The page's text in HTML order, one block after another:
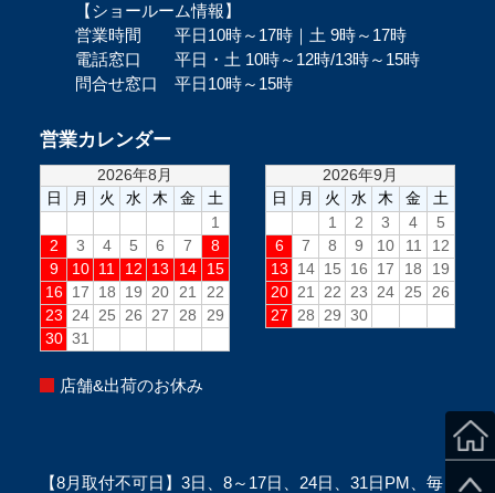
【ショールーム情報】
営業時間 平日10時～17時｜土 9時～17時
電話窓口 平日・土 10時～12時/13時～15時
問合せ窓口 平日10時～15時
営業カレンダー
店舗&出荷のお休み
【8月取付不可日】3日、8～17日、24日、31日PM、毎